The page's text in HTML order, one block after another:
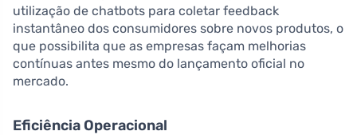
utilização de chatbots para coletar feedback
instantâneo dos consumidores sobre novos produtos, o
que possibilita que as empresas façam melhorias
contínuas antes mesmo do lançamento oficial no
mercado.
Eficiência Operacional